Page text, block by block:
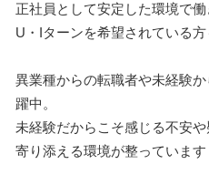
正社員として安定した環境で働
U・Iターンを希望されている方
異業種からの転職者や未経験
躍中。
未経験だからこそ感じる不安や
寄り添える環境が整っています